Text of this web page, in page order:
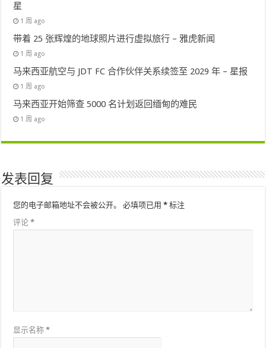
星
1 周 ago
带着 25 张辉煌的地球照片进行虚拟旅行 – 雅虎新闻
1 周 ago
马来西亚航空与 JDT FC 合作伙伴关系续签至 2029 年 – 星报
1 周 ago
马来西亚开始筛查 5000 名计划返回缅甸的难民
1 周 ago
发表回复
您的电子邮箱地址不会被公开。 必填项已用* 标注
评论*
显示名称*